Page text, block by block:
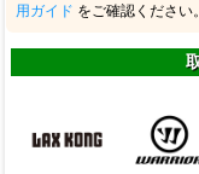
用ガイド をご確認ください。